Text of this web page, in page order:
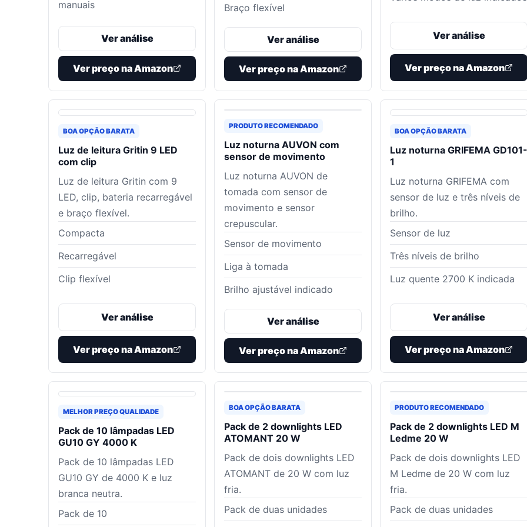
manuais
Ver análise
Ver preço na Amazon
Braço flexível
Ver análise
Ver preço na Amazon
Ver análise
Ver preço na Amazon
BOA OPÇÃO BARATA
Luz de leitura Gritin 9 LED
com clip
Luz de leitura Gritin com 9
LED, clip, bateria recarregável
e braço flexível.
Compacta
Recarregável
Clip flexível
Ver análise
Ver preço na Amazon
PRODUTO RECOMENDADO
Luz noturna AUVON com
sensor de movimento
Luz noturna AUVON de
tomada com sensor de
movimento e sensor
crepuscular.
Sensor de movimento
Liga à tomada
Brilho ajustável indicado
Ver análise
Ver preço na Amazon
BOA OPÇÃO BARATA
Luz noturna GRIFEMA GD101-
1
Luz noturna GRIFEMA com
sensor de luz e três níveis de
brilho.
Sensor de luz
Três níveis de brilho
Luz quente 2700 K indicada
Ver análise
Ver preço na Amazon
MELHOR PREÇO QUALIDADE
Pack de 10 lâmpadas LED
GU10 GY 4000 K
Pack de 10 lâmpadas LED
GU10 GY de 4000 K e luz
branca neutra.
Pack de 10
BOA OPÇÃO BARATA
Pack de 2 downlights LED
ATOMANT 20 W
Pack de dois downlights LED
ATOMANT de 20 W com luz
fria.
Pack de duas unidades
PRODUTO RECOMENDADO
Pack de 2 downlights LED M
Ledme 20 W
Pack de dois downlights LED
M Ledme de 20 W com luz
fria.
Pack de duas unidades